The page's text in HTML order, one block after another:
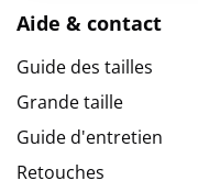
Aide & contact
Guide des tailles
Grande taille
Guide d'entretien
Retouches